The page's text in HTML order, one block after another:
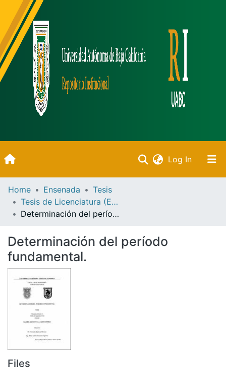
Log In(current)
Inicio
Communities & Collections
Statistics
Home Ensenada
Tesis
Tesis de Licenciatura (Ensenada)
Determinación del período fundamental.
Determinación del período
fundamental.
Files